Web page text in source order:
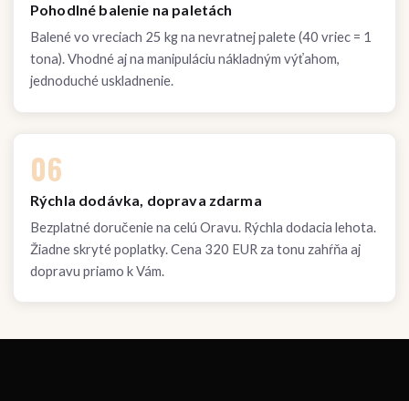
Pohodlné balenie na paletách
Balené vo vreciach 25 kg na nevratnej palete (40 vriec = 1
tona). Vhodné aj na manipuláciu nákladným výťahom,
jednoduché uskladnenie.
06
Rýchla dodávka, doprava zdarma
Bezplatné doručenie na celú Oravu. Rýchla dodacia lehota.
Žiadne skryté poplatky. Cena 320 EUR za tonu zahŕňa aj
dopravu priamo k Vám.